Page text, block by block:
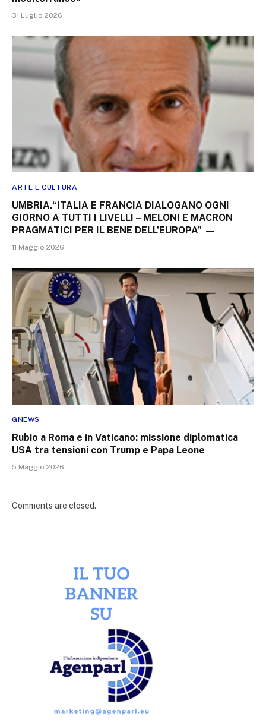
31 Luglio 2026
ARTE E CULTURA
UMBRIA.“ITALIA E FRANCIA DIALOGANO OGNI
GIORNO A TUTTI I LIVELLI – MELONI E MACRON
PRAGMATICI PER IL BENE DELL’EUROPA” —
11 Maggio 2026
GNEWS
Rubio a Roma e in Vaticano: missione diplomatica
USA tra tensioni con Trump e Papa Leone
5 Maggio 2026
Comments are closed.